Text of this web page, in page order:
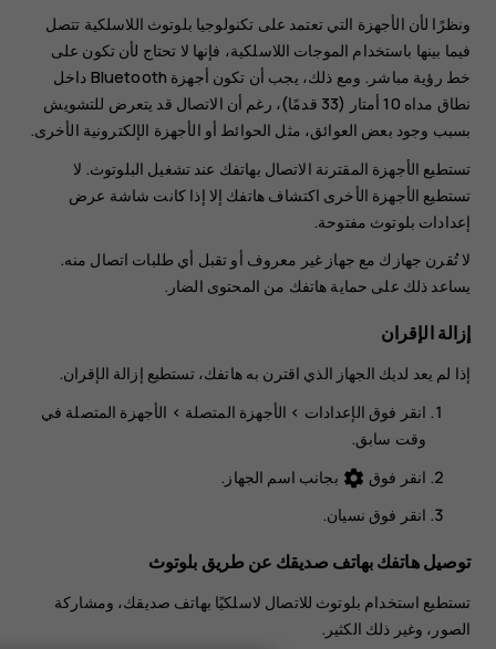
ونظرًا لأن الأجهزة التي تعتمد على تكنولوجيا بلوتوث اللاسلكية تتصل
فيما بينها باستخدام الموجات اللاسلكية، فإنها لا تحتاج لأن تكون على
خط رؤية مباشر. ومع ذلك، يجب أن تكون أجهزة Bluetooth داخل
نطاق مداه 10 أمتار (33 قدمًا)، رغم أن الاتصال قد يتعرض للتشويش
بسبب وجود بعض العوائق، مثل الحوائط أو الأجهزة الإلكترونية الأخرى.
تستطيع الأجهزة المقترنة الاتصال بهاتفك عند تشغيل البلوتوث. لا
تستطيع الأجهزة الأخرى اكتشاف هاتفك إلا إذا كانت شاشة عرض
إعدادات بلوتوث مفتوحة.
لا تُقرن جهازك مع جهاز غير معروف أو تقبل أي طلبات اتصال منه.
يساعد ذلك على حماية هاتفك من المحتوى الضار.
إزالة الإقران
إذا لم يعد لديك الجهاز الذي اقترن به هاتفك، تستطيع إزالة الإقران.
انقر فوق الإعدادات > الأجهزة المتصلة > الأجهزة المتصلة في
وقت سابق.
انقر فوق settings بجانب اسم الجهاز.
انقر فوق نسيان.
توصيل هاتفك بهاتف صديقك عن طريق بلوتوث
تستطيع استخدام بلوتوث للاتصال لاسلكيًا بهاتف صديقك، ومشاركة
الصور، وغير ذلك الكثير.